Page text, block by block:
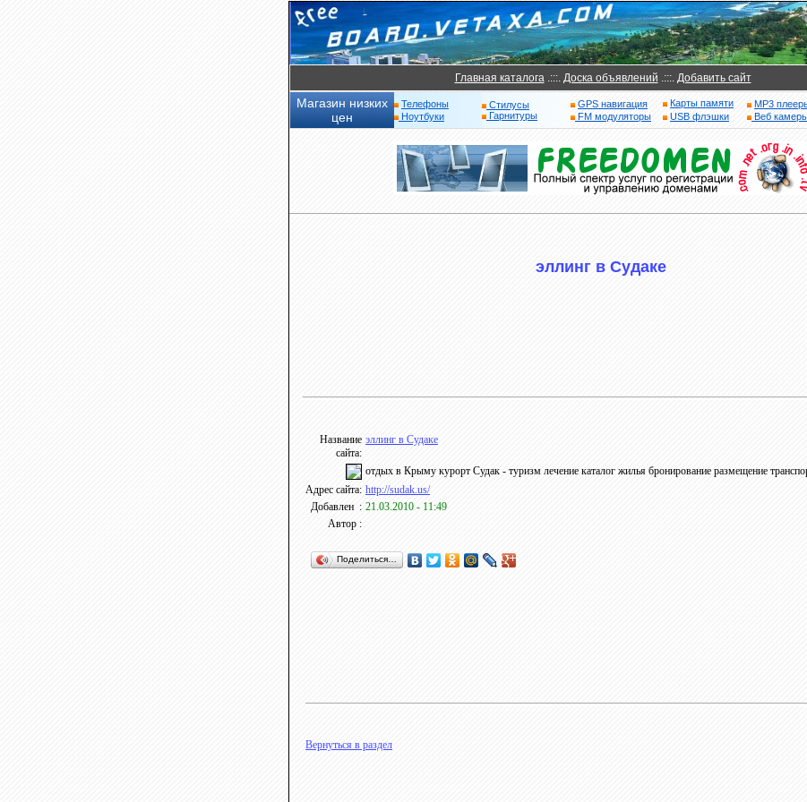
Главная каталога.:::. Доска объявлений .:::. Добавить сайт
Магазин низких
цен
Телефоны
Ноутбуки
Стилусы
Гарнитуры
GPS навигация
FM модуляторы
Карты памяти
USB флэшки
MP3
Веб
эллинг в Судаке
Название
сайта:
эллинг в Судаке
отдых в Крыму курорт Судак - туризм лечение каталог жилья бронирование размещение
Адрес сайта: http://sudak.us/
Добавлен : 21.03.2010 - 11:49
Автор :
Поделиться…
Вернуться в раздел